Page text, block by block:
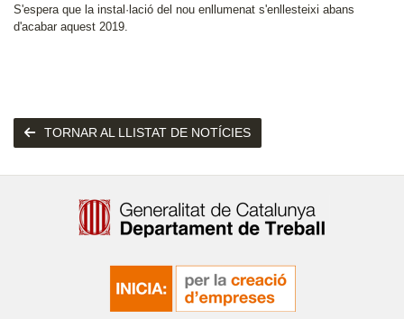
S'espera que la instal·lació del nou enllumenat s'enllesteixi abans
d'acabar aquest 2019.
TORNAR AL LLISTAT DE NOTÍCIES